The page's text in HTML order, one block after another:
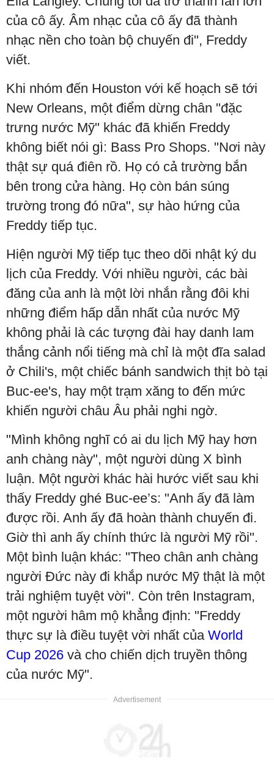
của cô ấy. Âm nhạc của cô ấy đã thành
nhạc nền cho toàn bộ chuyến đi", Freddy
viết.
Khi nhóm đến Houston với kế hoạch sẽ tới
New Orleans, một điểm dừng chân "đặc
trưng nước Mỹ" khác đã khiến Freddy
không biết nói gì: Bass Pro Shops. "Nơi này
thật sự quá điên rồ. Họ có cả trường bắn
bên trong cửa hàng. Họ còn bán súng
trường trong đó nữa", sự hào hứng của
Freddy tiếp tục.
Hiện người Mỹ tiếp tục theo dõi nhật ký du
lịch của Freddy. Với nhiều người, các bài
đăng của anh là một lời nhắn rằng đôi khi
những điểm hấp dẫn nhất của nước Mỹ
không phải là các tượng đài hay danh lam
thắng cảnh nổi tiếng mà chỉ là một đĩa salad
ở Chili's, một chiếc bánh sandwich thịt bò tại
Buc-ee's, hay một trạm xăng to đến mức
khiến người châu Âu phải nghi ngờ.
"Mình không nghĩ có ai du lịch Mỹ hay hơn
anh chàng này", một người dùng X bình
luận. Một người khác hài hước viết sau khi
thấy Freddy ghé Buc-ee’s: "Anh ấy đã làm
được rồi. Anh ấy đã hoàn thành chuyến đi.
Giờ thì anh ấy chính thức là người Mỹ rồi".
Một bình luận khác: "Theo chân anh chàng
người Đức này đi khắp nước Mỹ thật là một
trải nghiệm tuyệt vời". Còn trên Instagram,
một người hâm mộ khẳng định: "Freddy
thực sự là điều tuyệt vời nhất của World
Cup 2026 và cho chiến dịch truyền thông
của nước Mỹ".